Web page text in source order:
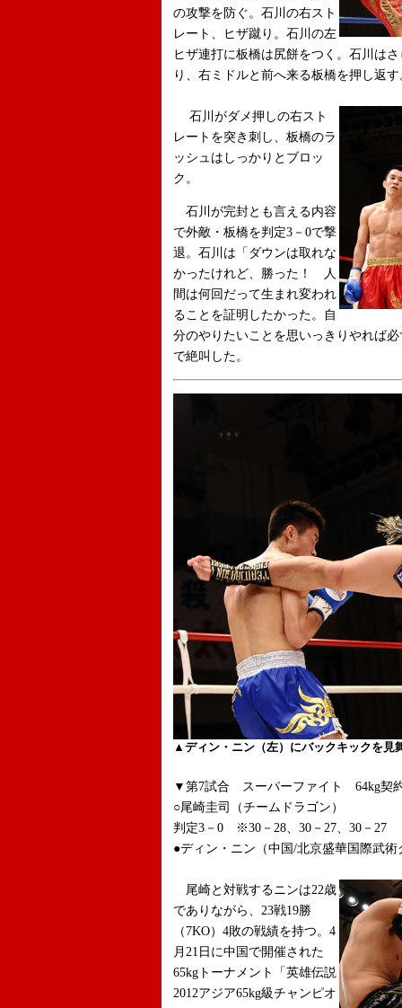
の攻撃を防ぐ。石川の右スト
レート、ヒザ蹴り。石川の左
ヒザ連打に板橋は尻餅をつく。石川は
り、右ミドルと前へ来る板橋を押し返す
石川がダメ押しの右スト
レートを突き刺し、板橋のラ
ッシュはしっかりとブロッ
ク。
石川が完封とも言える内容
で外敵・板橋を判定3－0で撃
退。石川は「ダウンは取れな
かったけれど、勝った！ 人
間は何回だって生まれ変われ
ることを証明したかった。自
分のやりたいことを思いっきりやれば
で絶叫した。
▲ディン・ニン（左）にバックキックを見
▼第7試合 スーパーファイト 64kg契
○尾崎圭司（チームドラゴン）
判定3－0 ※30－28、30－27、30－27
●ディン・ニン（中国/北京盛華国際武術
尾崎と対戦するニンは22歳
でありながら、23戦19勝
（7KO）4敗の戦績を持つ。4
月21日に中国で開催された
65kgトーナメント「英雄伝説
2012アジア65kg級チャンピオ